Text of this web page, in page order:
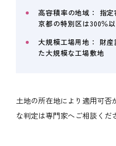
高容積率の地域： 指
京都の特別区は300％
大規模工場用地： 財
た大規模な工場敷地
土地の所在地により適用可否
な判定は専門家へご相談くだ